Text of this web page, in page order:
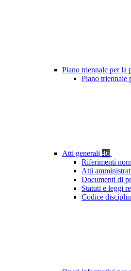
Piano triennale per la
Piano triennale
Atti generali 46
Riferimenti
Atti
Documenti di
Statuti e leggi
Codice